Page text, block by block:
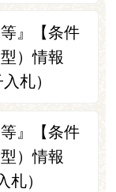
』【条件
型）情報
札）
』【条件
型）情報
札）